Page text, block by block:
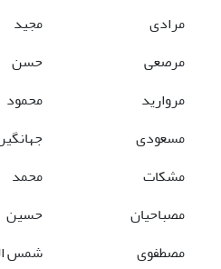
مرادی
مجید
مرصعی
حسن
مروارید
محمود
مسعودی
جهانگیر
مشکات
محمد
مصباحیان
حسین
مصطفوی
شمس